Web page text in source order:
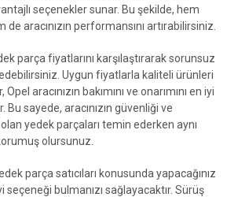
seçenekler sunar. Bu şekilde, hem
aracınızın performansını artırabilirsiniz.
parça fiyatlarını karşılaştırarak sorunsuz
Uygun fiyatlarla kaliteli ürünleri
aracınızın bakımını ve onarımını en iyi
Bu sayede, aracınızın güvenliği ve
yedek parçaları temin ederken aynı
olursunuz.
parça satıcıları konusunda yapacağınız
seçeneği bulmanızı sağlayacaktır. Sürüş